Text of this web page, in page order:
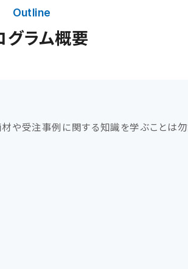
Outline
グラム概要
や受注事例に関する知識を学ぶことは